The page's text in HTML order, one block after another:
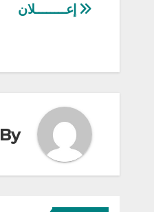
تصفّح
إعــــــــلان
By